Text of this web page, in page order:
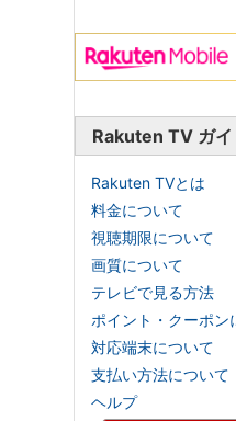
Rakuten TV ガイ
Rakuten TVとは
料金について
視聴期限について
画質について
テレビで見る方法
ポイント・クーポン
対応端末について
支払い方法について
ヘルプ